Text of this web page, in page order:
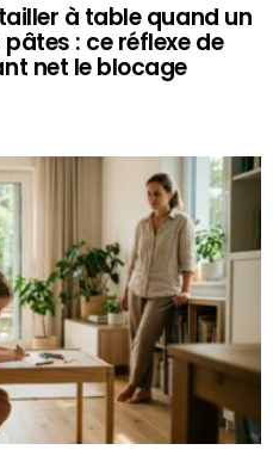
à table quand un
: ce réflexe de
net le blocage